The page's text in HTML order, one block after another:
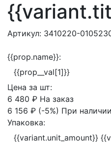
Артикул: 3410220-
{{prop.name}}:
{{prop__val[1]}}
Цена за шт:
6 480 ₽ На заказ
6 156 ₽ (-5%) При
Упаковка:
{{variant.unit_amount}}